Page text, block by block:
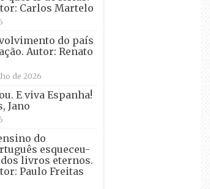
Carlos Martelo
do país
Autor: Renato
de 2026
E viva Espanha!
Jano
do
esqueceu-
dos livros eternos.
Paulo Freitas